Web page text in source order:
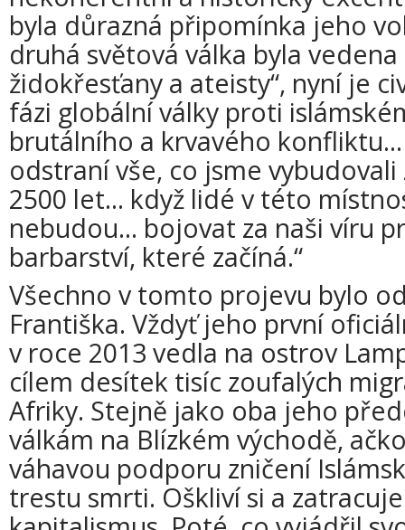
byla důrazná připomínka jeho
druhá světová válka byla
židokřesťany a ateisty“, nyní je
fázi globální války proti
brutálního a krvavého
odstraní vše, co jsme
2500 let... když lidé v této
nebudou... bojovat za naši víru
barbarství, které začíná.“
Všechno v tomto projevu bylo
Františka. Vždyť jeho první
v roce 2013 vedla na ostrov
cílem desítek tisíc zoufalých
Afriky. Stejně jako oba jeho
válkám na Blízkém východě,
váhavou podporu zničení
trestu smrti. Oškliví si a